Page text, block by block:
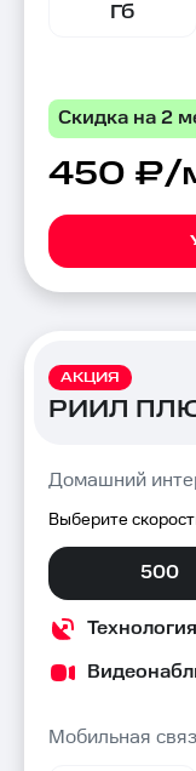
Гб
Скидка на 2
450 ₽/
АКЦИЯ
РИИЛ
Домашний
Выберите
500
Мобильная